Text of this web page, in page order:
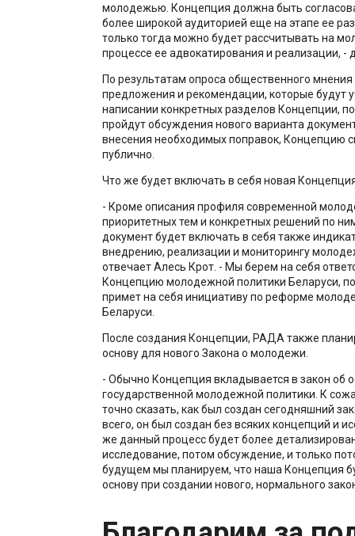
молодежью. Концепция должна быть
более широкой аудиторией еще на этапе ее
только тогда можно будет рассчитывать на
процессе ее адвокатирования и реализации, -
По результатам опроса общественного
предложения и рекомендации, которые будут
написании конкретных разделов Концепции,
пройдут обсуждения нового варианта
внесения необходимых поправок, Концепцию
публично.
Что же будет включать в себя новая
- Кроме описания профиля современной
приоритетных тем и конкретных решений по
документ будет включать в себя также
внедрению, реализации и мониторингу
отвечает Алесь Крот. - Мы берем на себя
Концепцию молодежной политики Беларуси,
примет на себя инициативу по реформе
Беларуси.
После создания Концепции, РАДА также
основу для нового Закона о молодежи.
- Обычно Концепция вкладывается в закон об
государственной молодежной политики. К
точно сказать, как был создан сегодняшний
всего, он был создан без всяких концепций и
же данный процесс будет более
исследование, потом обсуждение, и только
будущем мы планируем, что наша Концепция
основу при создании нового, нормального